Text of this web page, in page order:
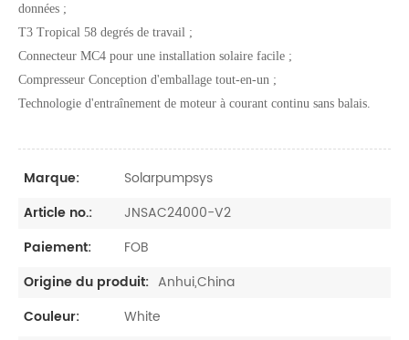
données ;
T3 Tropical 58 degrés de travail ;
Connecteur MC4 pour une installation solaire facile ;
Compresseur Conception d'emballage tout-en-un ;
Technologie d'entraînement de moteur à courant continu sans balais.
Marque:
Solarpumpsys
Article no.:
JNSAC24000-V2
Paiement:
FOB
Origine du produit: Anhui,China
Couleur:
White